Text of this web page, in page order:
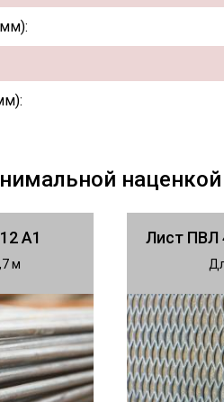
наценкой
А1 Лист ПВЛ